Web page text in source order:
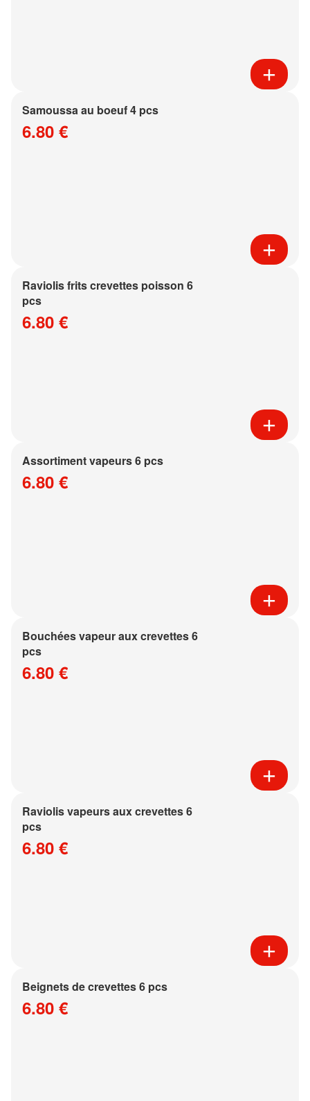
Samoussa au boeuf 4 pcs
6.80 €
Raviolis frits crevettes poisson 6
pcs
6.80 €
Assortiment vapeurs 6 pcs
6.80 €
Bouchées vapeur aux crevettes 6
pcs
6.80 €
Raviolis vapeurs aux crevettes 6
pcs
6.80 €
Beignets de crevettes 6 pcs
6.80 €